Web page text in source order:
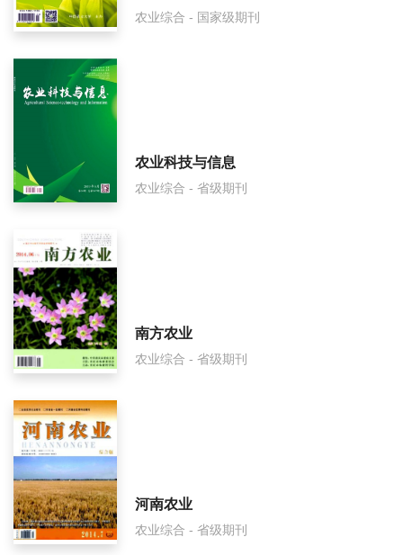
吉林农业是什么级别刊物？
吉林农业审稿要多久？
吉林农业是国家级期刊吗？
农业综合 - 国家级期刊
农业科技与信息
农业综合 - 省级期刊
南方农业
农业综合 - 省级期刊
河南农业
农业综合 - 省级期刊